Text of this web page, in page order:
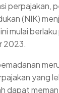
perpajakan,
(NIK)
mulai
2023.
yang
dapat